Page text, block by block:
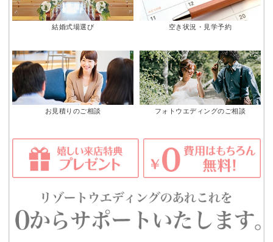
結婚式場選び 空き状況・見学予約
お見積りのご相談 フォトウエディングのご相談